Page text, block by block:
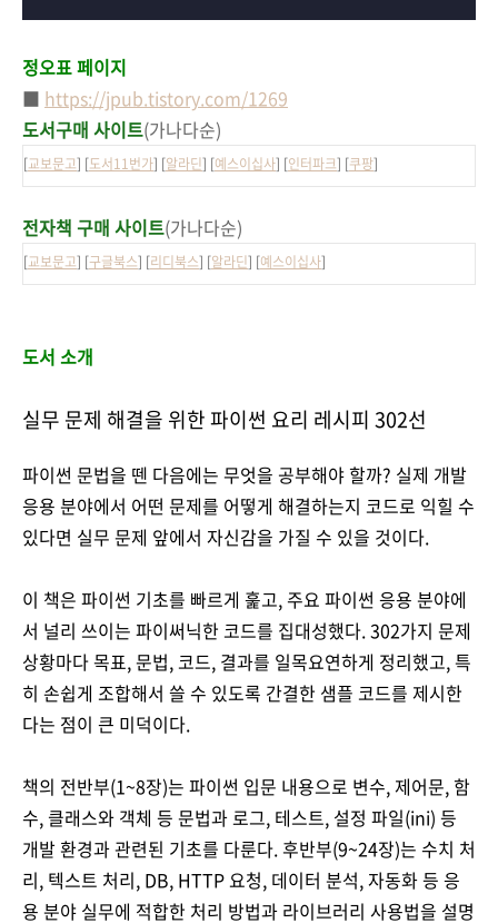
정오표 페이지
■ https://jpub.tistory.com/1269
도서구매 사이트(가나다순)
[교보문고] [도서11번가] [알라딘] [예스이십사] [인터파크] [쿠팡]
전자책 구매 사이트(가나다순)
[교보문고] [구글북스] [리디북스] [알라딘] [예스이십사]
도서 소개
실무 문제 해결을 위한 파이썬 요리 레시피 302선
파이썬 문법을 뗀 다음에는 무엇을 공부해야 할까? 실제 개발
응용 분야에서 어떤 문제를 어떻게 해결하는지 코드로 익힐 수
있다면 실무 문제 앞에서 자신감을 가질 수 있을 것이다.
이 책은 파이썬 기초를 빠르게 훑고, 주요 파이썬 응용 분야에
서 널리 쓰이는 파이써닉한 코드를 집대성했다. 302가지 문제
상황마다 목표, 문법, 코드, 결과를 일목요연하게 정리했고, 특
히 손쉽게 조합해서 쓸 수 있도록 간결한 샘플 코드를 제시한
다는 점이 큰 미덕이다.
책의 전반부(1~8장)는 파이썬 입문 내용으로 변수, 제어문, 함
수, 클래스와 객체 등 문법과 로그, 테스트, 설정 파일(ini) 등
개발 환경과 관련된 기초를 다룬다. 후반부(9~24장)는 수치 처
리, 텍스트 처리, DB, HTTP 요청, 데이터 분석, 자동화 등 응
용 분야 실무에 적합한 처리 방법과 라이브러리 사용법을 설명